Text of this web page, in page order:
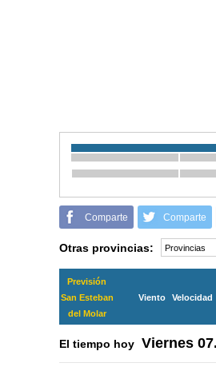
Comparte Comparte
Otras provincias:
Previsión
San Esteban
del Molar
Viento Velocidad
El tiempo hoy Viernes